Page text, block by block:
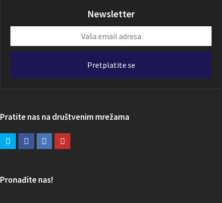
Newsletter
email
Pretplatite se
Pratite nas na društvenim mrežama
Pronađite nas!